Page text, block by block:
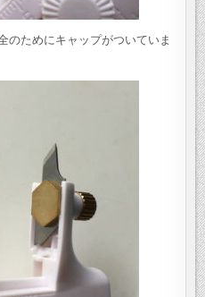
のためにキャップがついていま